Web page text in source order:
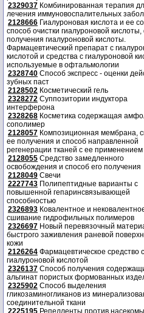
2329037 Комбинированная терапия
лечения иммуновоспалительных
2128666 Гиалуроновая кислота и ее
способ очистки гиалуроновой кислоты,
получения гиалуроновой кислоты.
Фармацевтический препарат с
кислотой и средства с гиалуроновой
используемые в офтальмологии
2328740 Способ экспресс - оценки
зубных паст
2128502 Косметический гель
2328272 Суппозитории индуктора
интерферона
2328268 Косметика содержащая
сополимер
2128057 Композиционная мембрана,
ее получения и способ направленной
регенерации тканей с ее применением
2128055 Средство замедленного
освобождения и способ его получения
2128049 Свечи
2227743 Полипептидные варианты с
повышенной гепаринсвязывающей
способностью
2326893 Ковалентное и
сшивание гидрофильных полимеров
2326697 Новый перевязочный
быстрого заживления раневой
кожи
2126264 Фармацевтическое средство с
гиалуроновой кислотой
2326137 Способ получения
альгинат пористых формованных
2325902 Способ выделения
гликозаминогликанов из
соединительной ткани
2225195 Репелленты против